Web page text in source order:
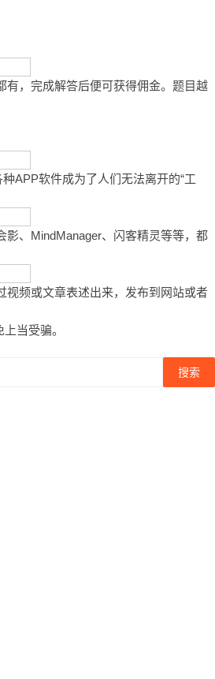
有，完成解答后便可获得佣金。题目越
APP软件成为了人们无法离开的“工
、MindManager、闪客精灵等等，都
视频或文章表述出来，发布到网站或者
当受骗。
搜索